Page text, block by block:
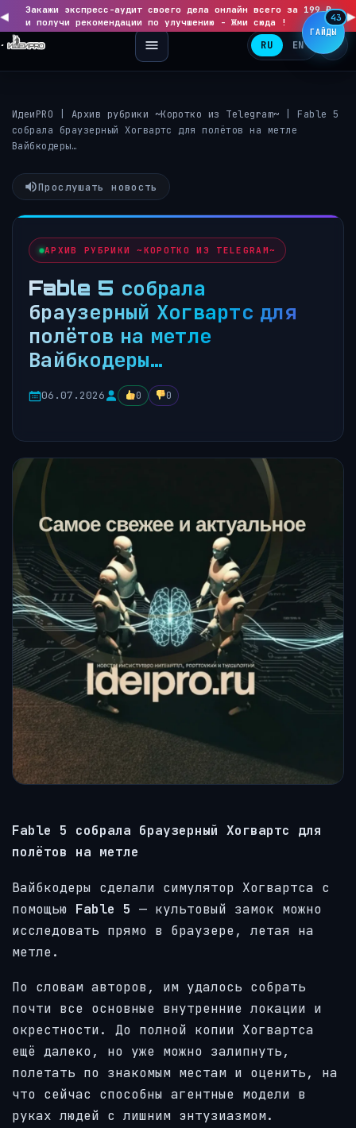
◀
Закажи экспресс-аудит своего дела онлайн всего за 199 ₽
и получи рекомендации по улучшению - Жми сюда !
▶
RU EN
ИдеиPRO Архив рубрики ~Коротко из Telegram~
Fable 5
собрала браузерный Хогвартс для полётов на метле
Вайбкодеры…
Прослушать новость
АРХИВ РУБРИКИ ~КОРОТКО ИЗ TELEGRAM~
Fable 5 собрала
браузерный Хогвартс для
полётов на метле
Вайбкодеры…
06.07.2026 0 0
Fable 5 собрала браузерный Хогвартс для
полётов на метле
Вайбкодеры сделали симулятор Хогвартса с
помощью Fable 5 — культовый замок можно
исследовать прямо в браузере, летая на
метле.
По словам авторов, им удалось собрать
почти все основные внутренние локации и
окрестности. До полной копии Хогвартса
ещё далеко, но уже можно залипнуть,
полетать по знакомым местам и оценить, на
что сейчас способны агентные модели в
руках людей с лишним энтузиазмом.
ГАЙДЫ
43